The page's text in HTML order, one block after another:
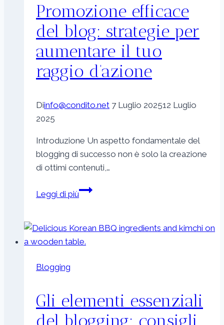
Promozione efficace
del blog: strategie per
aumentare il tuo
raggio d’azione
Diinfo@condito.net 7 Luglio 202512 Luglio
2025
Introduzione Un aspetto fondamentale del
blogging di successo non è solo la creazione
di ottimi contenuti,…
Leggi di piùPromozione
blog:
strategie
tuo
raggio
Blogging
Gli elementi essenziali
del blogging: consigli